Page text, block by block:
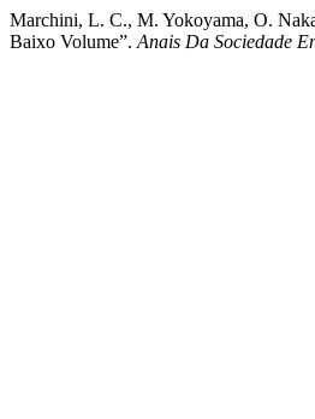
Marchini, L. C., M. Yokoyama, O.
Baixo Volume”. Anais Da Sociedade